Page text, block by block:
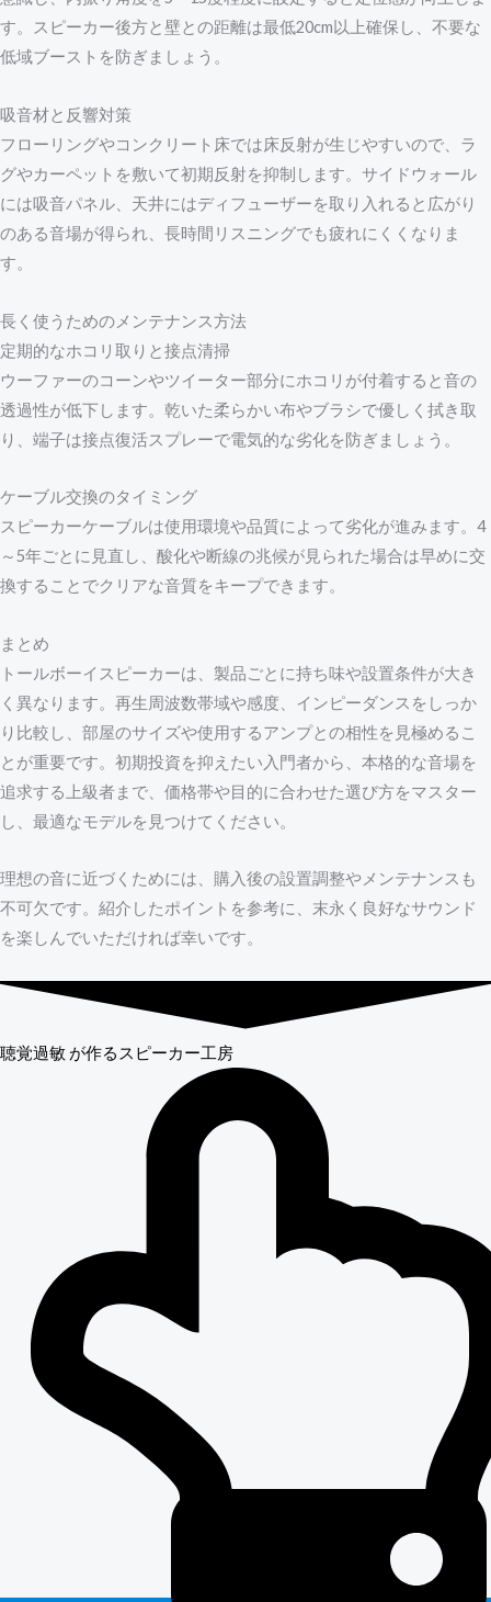
す。スピーカー後方と壁との距離は最低20cm以上確保し、不要な
低域ブーストを防ぎましょう。
吸音材と反響対策
フローリングやコンクリート床では床反射が生じやすいので、ラ
グやカーペットを敷いて初期反射を抑制します。サイドウォール
には吸音パネル、天井にはディフューザーを取り入れると広がり
のある音場が得られ、長時間リスニングでも疲れにくくなりま
す。
長く使うためのメンテナンス方法
定期的なホコリ取りと接点清掃
ウーファーのコーンやツイーター部分にホコリが付着すると音の
透過性が低下します。乾いた柔らかい布やブラシで優しく拭き取
り、端子は接点復活スプレーで電気的な劣化を防ぎましょう。
ケーブル交換のタイミング
スピーカーケーブルは使用環境や品質によって劣化が進みます。4
～5年ごとに見直し、酸化や断線の兆候が見られた場合は早めに交
換することでクリアな音質をキープできます。
まとめ
トールボーイスピーカーは、製品ごとに持ち味や設置条件が大き
く異なります。再生周波数帯域や感度、インピーダンスをしっか
り比較し、部屋のサイズや使用するアンプとの相性を見極めるこ
とが重要です。初期投資を抑えたい入門者から、本格的な音場を
追求する上級者まで、価格帯や目的に合わせた選び方をマスター
し、最適なモデルを見つけてください。
理想の音に近づくためには、購入後の設置調整やメンテナンスも
不可欠です。紹介したポイントを参考に、末永く良好なサウンド
を楽しんでいただければ幸いです。
聴覚過敏 が作るスピーカー工房